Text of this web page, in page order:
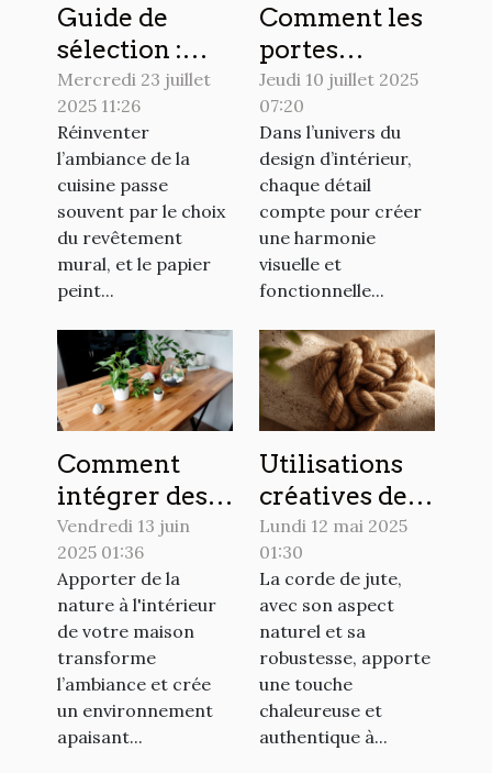
Guide de
sélection :
choisir le
papier peint
idéal pour
votre cuisine
Mercredi 23 juillet
2025 11:26
Réinventer
l’ambiance de la
cuisine passe
souvent par le choix
du revêtement
mural, et le papier
peint...
Comment les
portes
affleurantes
transforment-
elles
l'esthétique
intérieure ?
Jeudi 10 juillet 2025
07:20
Dans l’univers du
design d’intérieur,
chaque détail
compte pour créer
une harmonie
visuelle et
fonctionnelle...
Comment
intégrer des
éléments
naturels dans
votre
décoration
intérieure
Vendredi 13 juin
2025 01:36
Apporter de la
nature à l'intérieur
de votre maison
transforme
l’ambiance et crée
un environnement
apaisant...
Utilisations
créatives de la
corde de jute
dans la
décoration
intérieure
Lundi 12 mai 2025
01:30
La corde de jute,
avec son aspect
naturel et sa
robustesse, apporte
une touche
chaleureuse et
authentique à...